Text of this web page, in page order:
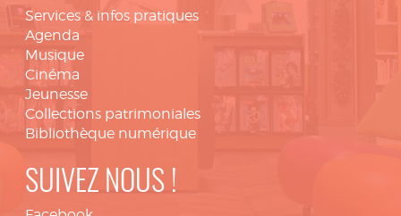
Services & infos pratiques
Agenda
Musique
Cinéma
Jeunesse
Collections patrimoniales
Bibliothèque numérique
SUIVEZ NOUS !